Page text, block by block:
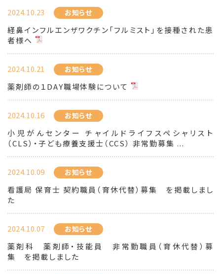
2024.10.23 お知らせ
経鼻インフルエンザワクチン「フルミスト」を接種された患
者様へ
2024.10.21 お知らせ
薬剤師の１DAY職場体験について
2024.10.16 お知らせ
小児がんセンター チャイルドライフスペシャリスト
（CLS）・子ども療養支援士（CCS） 非常勤募集 ...
2024.10.09 お知らせ
看護局 保育士 契約職員（育休代替）募集 を掲載しまし
た
2024.10.07 お知らせ
薬剤科 薬剤師・技能員 非常勤職員（育休代替）募
集 を掲載しました